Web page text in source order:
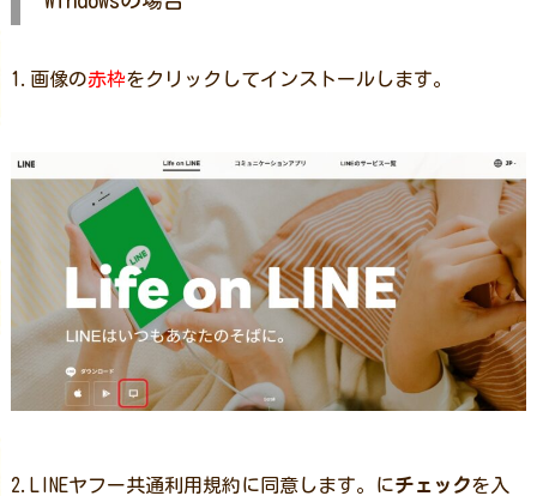
1.画像の赤枠をクリックしてインストールします。
2.LINEヤフー共通利用規約に同意します。にチェックを入